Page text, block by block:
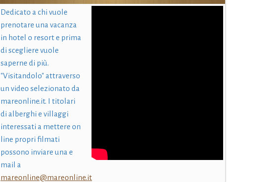
Dedicato a chi vuole
prenotare una vacanza
in hotel o resort e prima
di scegliere vuole
saperne di più.
"Visitandolo" attraverso
un video selezionato da
mareonline.it. I titolari
di alberghi e villaggi
interessati a mettere on
line propri filmati
possono inviare una e
mail a
mareonline@mareonline.it